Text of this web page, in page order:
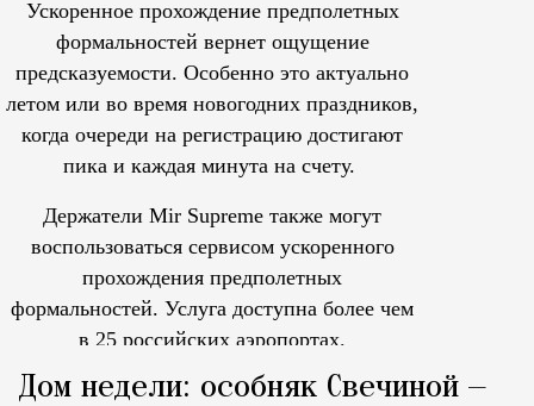
Ускоренное прохождение предполетных
формальностей вернет ощущение
предсказуемости. Особенно это актуально
летом или во время новогодних праздников,
когда очереди на регистрацию достигают
пика и каждая минута на счету.
Держатели Mir Supreme также могут
воспользоваться сервисом ускоренного
прохождения предполетных
формальностей. Услуга доступна более чем
в 25 российских аэропортах.
Дом недели: особняк Свечиной —